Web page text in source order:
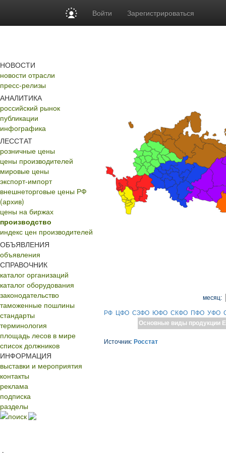
Войти Зарегистрироваться
НОВОСТИ
новости отрасли
пресс-релизы
АНАЛИТИКА
российский рынок
публикации
инфографика
ЛЕССТАТ
розничные цены
цены производителей
мировые цены
экспорт-импорт
внешнеторговые цены РФ
(архив)
цены на биржах
производство
индекс цен производителей
ОБЪЯВЛЕНИЯ
объявления
СПРАВОЧНИК
каталог организаций
каталог оборудования
законодательство
таможенные пошлины
стандарты
терминология
площадь лесов в мире
список должников
ИНФОРМАЦИЯ
выставки и мероприятия
контакты
реклама
подписка
разделы
поиск
месяц:
РФ ЦФО СЗФО ЮФО СКФО ПФО УФО
Основные виды продукции
Источник: Росстат